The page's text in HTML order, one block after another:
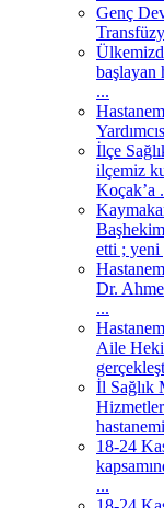
Genç
başlayan
...
İlçe
ilçemiz
Koçak’a
etti ; yeni
Dr.
...
Aile
İl Sağlık
18-24
...